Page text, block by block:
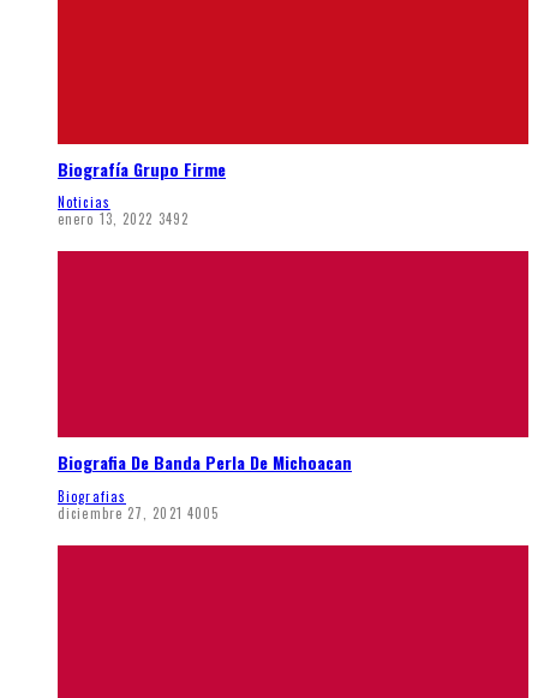
Biografía Grupo Firme
Noticias
enero 13, 2022 3492
Biografia De Banda Perla De Michoacan
Biografias
diciembre 27, 2021 4005